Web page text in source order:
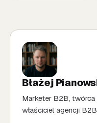
Błażej
Marketer B2B,
właściciel agencji